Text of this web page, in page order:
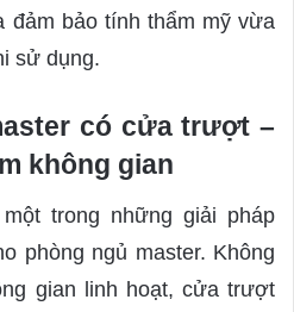
đảm bảo tính thẩm mỹ vừa
sử dụng.
có cửa trượt –
không gian
trong những giải pháp
phòng ngủ master. Không
gian linh hoạt, cửa trượt